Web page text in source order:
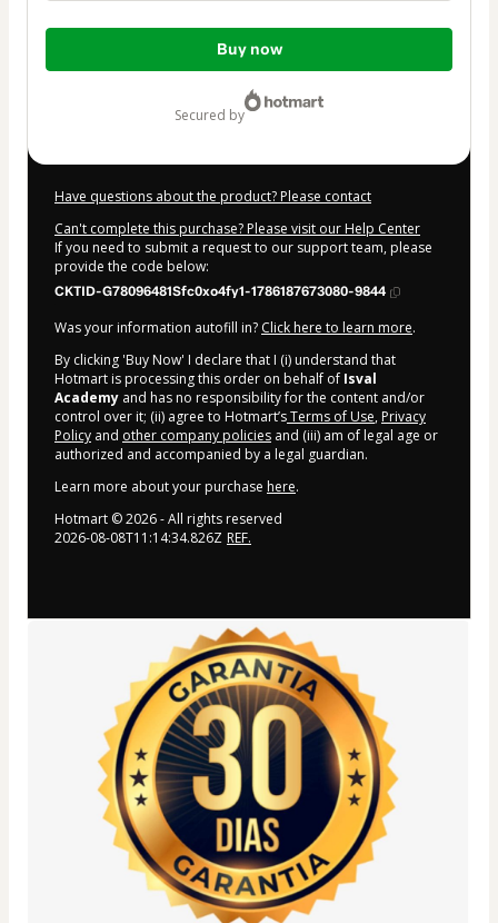
Total
Buy now
secured by
Have questions about the product? Please contact
Can't complete this purchase? Please visit our Help Center
If you need to submit a request to our support team, please
provide the code below:
CKTID-G78096481Sfc0xo4fy1-1786187673080-9844
Was your information autofill in? Click here to learn more.
By clicking 'Buy Now' I declare that I (i) understand that
Hotmart is processing this order on behalf of Isval
Academy and has no responsibility for the content and/or
control over it; (ii) agree to Hotmart’sTerms of Use, Privacy
Policy and other company policies and (iii) am of legal age or
authorized and accompanied by a legal guardian.
Learn more about your purchase here.
Hotmart ©2026- All rights reserved
2026-08-08T11:14:34.826Z REF.